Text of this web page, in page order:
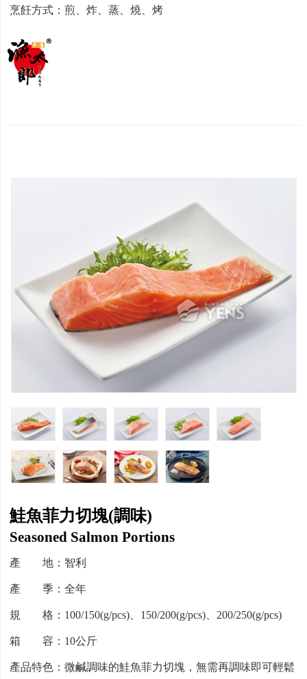
烹飪方式：煎、炸、蒸、燒、烤
鮭魚菲力切塊(調味)
Seasoned Salmon Portions
產 地：智利
產 季：全年
規 格：100/150(g/pcs)、150/200(g/pcs)、200/250(g/pcs)
箱 容：10公斤
產品特色：微鹹調味的鮭魚菲力切塊，無需再調味即可輕鬆